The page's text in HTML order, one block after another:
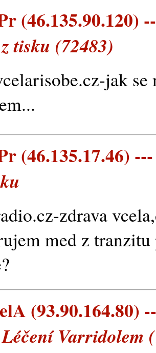
(46.135.90.120)
tisku (72483)
jak
(46.135.17.46)
zdrava
med z
(93.90.164.80)
Varridolem